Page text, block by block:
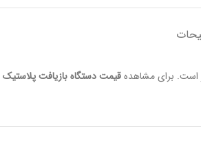
است. برای مشاهدهقیمت دستگاه بازیافت پلاستیک